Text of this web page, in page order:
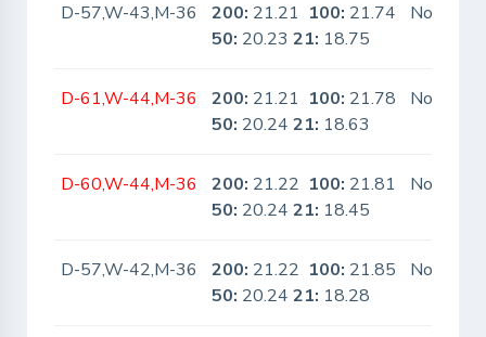
D-57,W-43,M-36 200: 21.21 100: 21.74
50: 20.2321: 18.75
No
D-61,W-44,M-36 200: 21.21 100: 21.78
50: 20.2421: 18.63
No
D-60,W-44,M-36 200: 21.22 100: 21.81
50: 20.2421: 18.45
No
D-57,W-42,M-36 200: 21.22 100: 21.85
50: 20.2421: 18.28
No